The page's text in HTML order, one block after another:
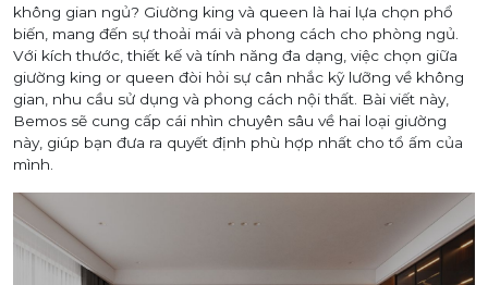
không gian ngủ? Giường king và queen là hai lựa chọn phổ
biến, mang đến sự thoải mái và phong cách cho phòng ngủ.
Với kích thước, thiết kế và tính năng đa dạng, việc chọn giữa
giường king or queen đòi hỏi sự cân nhắc kỹ lưỡng về không
gian, nhu cầu sử dụng và phong cách nội thất. Bài viết này,
Bemos sẽ cung cấp cái nhìn chuyên sâu về hai loại giường
này, giúp bạn đưa ra quyết định phù hợp nhất cho tổ ấm của
mình.